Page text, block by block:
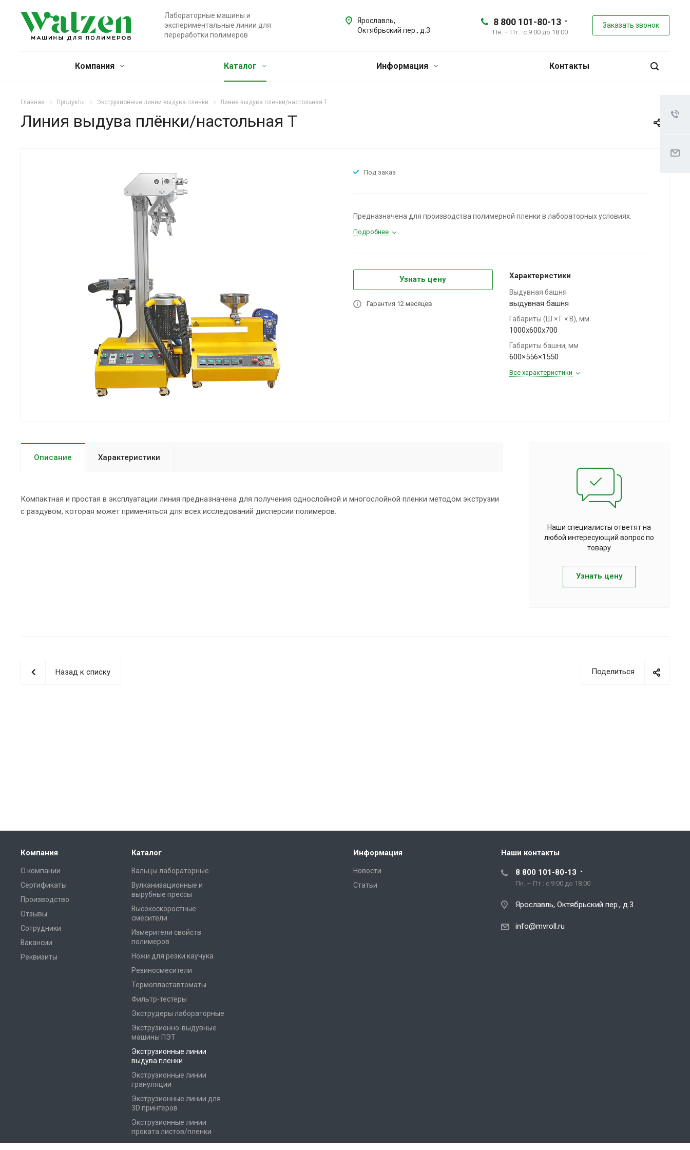
Лабораторные машины и
экспериментальные линии для
переработки полимеров
8 800 101-80-13
Пн. – Пт.: с 9:00 до 18:00
Заказать звонок
Ярославль,
Октябрьский пер., д.3
Компания Каталог Информация Контакты
Главная Продукты Экструзионные линии выдува пленки Линия выдува плёнки/настольная Т
Линия выдува плёнки/настольная Т
Под заказ
Предназначена для производства полимерной пленки в лабораторных условиях.
Подробнее
Узнать цену
Гарантия 12 месяцев
Характеристики
Выдувная башня
выдувная башня
Габариты (Ш × Г × В), мм
1000x600x700
Габариты башни, мм
600×556×1550
Все характеристики
Описание Характеристики
Компактная и простая в эксплуатации линия предназначена для получения однослойной и многослойной пленки методом экструзии
с раздувом, которая может применяться для всех исследований дисперсии полимеров.
Наши специалисты ответят на
любой интересующий вопрос по
товару
Узнать цену
Поделиться
Назад к списку
Компания
О компании
Сертификаты
Производство
Отзывы
Сотрудники
Вакансии
Реквизиты
Каталог
Вальцы лабораторные
Вулканизационные и
вырубные прессы
Высокоскоростные
смесители
Измерители свойств
полимеров
Ножи для резки каучука
Резиносмесители
Термопластавтоматы
Фильтр-тестеры
Экструдеры лабораторные
Экструзионно-выдувные
машины ПЭТ
Экструзионные линии
выдува пленки
Экструзионные линии
грануляции
Экструзионные линии для
3D принтеров
Экструзионные линии
проката листов/пленки
Информация
Новости
Статьи
Наши контакты
8 800 101-80-13
Пн. – Пт.: с 9:00 до 18:00
Ярославль, Октябрьский пер., д.3
info@mvroll.ru